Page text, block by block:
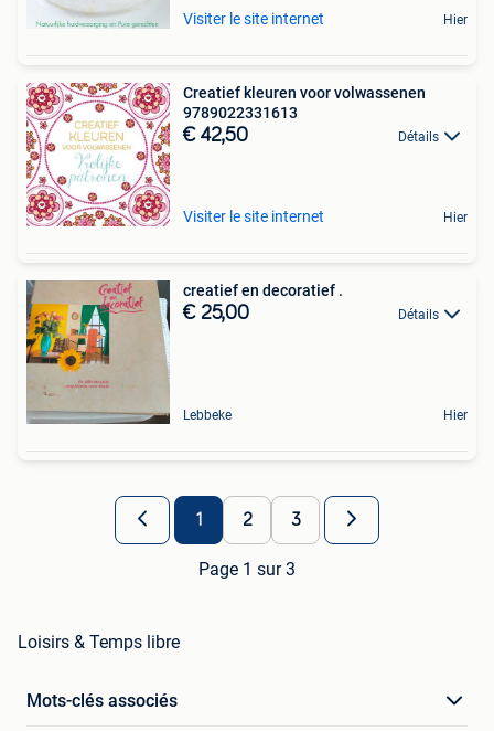
Visiter le site internet Hier
Creatief kleuren voor volwassenen
9789022331613
€ 42,50 Détails
Visiter le site internet Hier
creatief en decoratief .
€ 25,00 Détails
Lebbeke Hier
1 2 3
Page 1 sur 3
Loisirs & Temps libre
Mots-clés associés